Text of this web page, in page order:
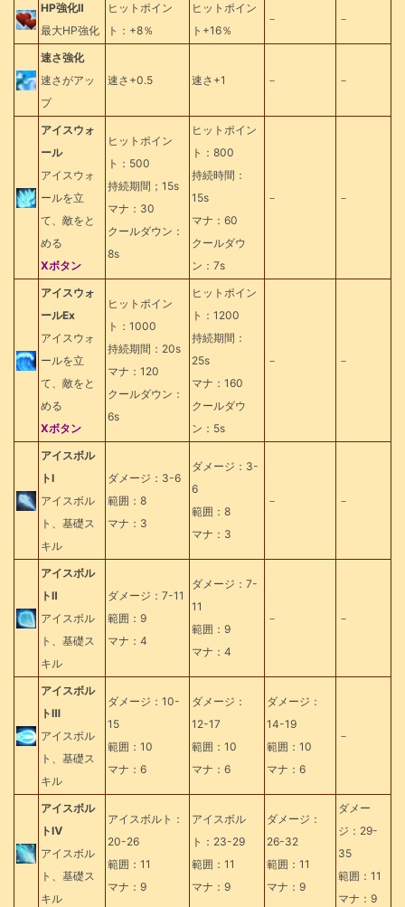
HP強化Ⅱ
最大HP強化
ヒットポイン
ト：+8％
ヒットポイン
ト+16％
－ －
速さ強化
速さがアッ
プ
速さ+0.5 速さ+1 － －
アイスウォ
ール
アイスウォ
ールを立
て、敵をと
める
Xボタン
ヒットポイン
ト：500
持続期間；15s
マナ：30
クールダウン：
8s
ヒットポイン
ト：800
持続時間：
15s
マナ：60
クールダウ
ン：7s
－ －
アイスウォ
ールEx
アイスウォ
ールを立
て、敵をと
める
Xボタン
ヒットポイン
ト：1000
持続期間：20s
マナ：120
クールダウン：
6s
ヒットポイン
ト：1200
持続期間：
25s
マナ：160
クールダウ
ン：5s
－ －
アイスボル
トⅠ
アイスボル
ト、基礎ス
キル
ダメージ：3-6
範囲：8
マナ：3
ダメージ：3-
6
範囲：8
マナ：3
－ －
アイスボル
トⅡ
アイスボル
ト、基礎ス
キル
ダメージ：7-11
範囲：9
マナ：4
ダメージ：7-
11
範囲：9
マナ：4
－ －
アイスボル
トⅢ
アイスボル
ト、基礎ス
キル
ダメージ：10-
15
範囲：10
マナ：6
ダメージ：
12-17
範囲：10
マナ：6
ダメージ：
14-19
範囲：10
マナ：6
－
アイスボル
トⅣ
アイスボル
ト、基礎ス
キル
アイスボルト：
20-26
範囲：11
マナ：9
アイスボル
ト：23-29
範囲：11
マナ：9
ダメージ：
26-32
範囲：11
マナ：9
ダメー
ジ：29-
35
範囲：11
マナ：9